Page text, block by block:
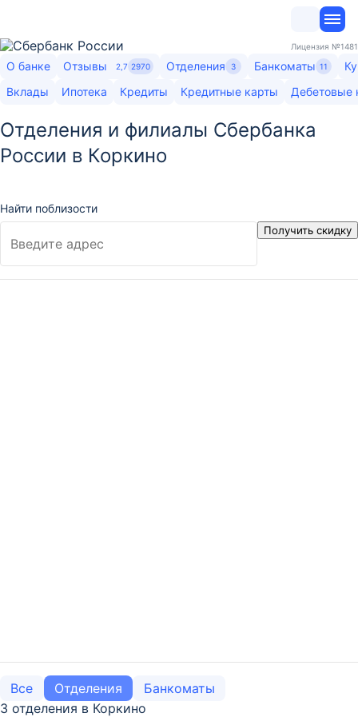
Лицензия №1481
О банке Отзывы 2,7 2970 Отделения 3 Банкоматы 11
Вклады
Ипотека Кредиты Кредитные карты Дебетовые
Отделения и филиалы Сбербанка
России в Коркино
Найти поблизости
Получить скидку
Все Отделения
Банкоматы
3 отделения в Коркино